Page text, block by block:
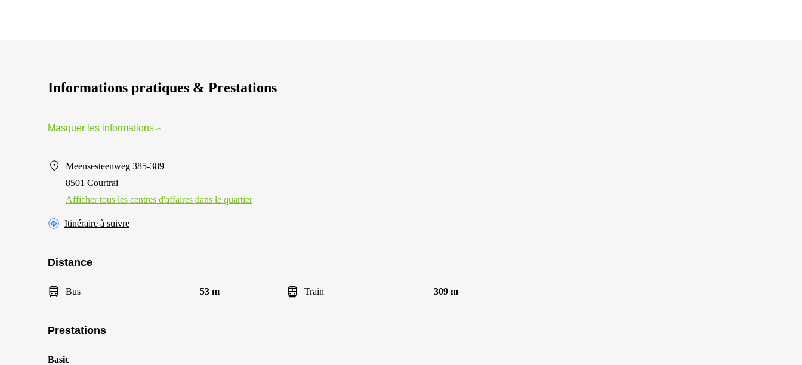
Informations pratiques & Prestations
Masquer les informations
Meensesteenweg 385-389
8501 Courtrai
Afficher tous les centres d'affaires dans le quartier
Itinéraire à suivre
Distance
Bus 53 m Train 309 m
Prestations
Basic